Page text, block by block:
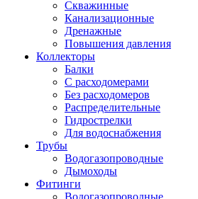
Скважинные
Канализационные
Дренажные
Повышения давления
Коллекторы
Балки
С расходомерами
Без расходомеров
Распределительные
Гидрострелки
Для водоснабжения
Трубы
Водогазопроводные
Дымоходы
Фитинги
Водогазопроводные